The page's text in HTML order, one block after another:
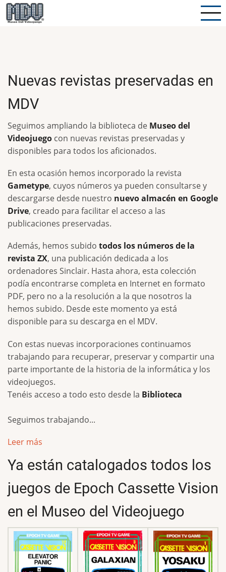
Pasar
al
Nuevas revistas preservadas en
MDV
Seguimos ampliando la biblioteca de Museo del
Videojuego con nuevas revistas preservadas y
disponibles para todos los aficionados.
En esta ocasión hemos incorporado la revista
Gametype, cuyos números ya pueden consultarse y
descargarse desde nuestro nuevo almacén en Google
Drive, creado para facilitar el acceso a las
publicaciones preservadas.
Además, hemos subido todos los números de la
revista ZX, una publicación dedicada a los
ordenadores Sinclair. Hasta ahora, esta colección
podía encontrarse completa en Internet en formato
PDF, pero no a la resolución a la que nosotros la
hemos subido. Desde este momento ya está
disponible para su descarga en el MDV.
Con estas nuevas incorporaciones continuamos
trabajando para recuperar, preservar y compartir una
parte importante de la historia de la informática y los
videojuegos.
Tenéis acceso a todo esto desde la Biblioteca
Seguimos trabajando...
Leer más
Ya están catalogados todos los
juegos de Epoch Cassette Vision
en el Museo del Videojuego